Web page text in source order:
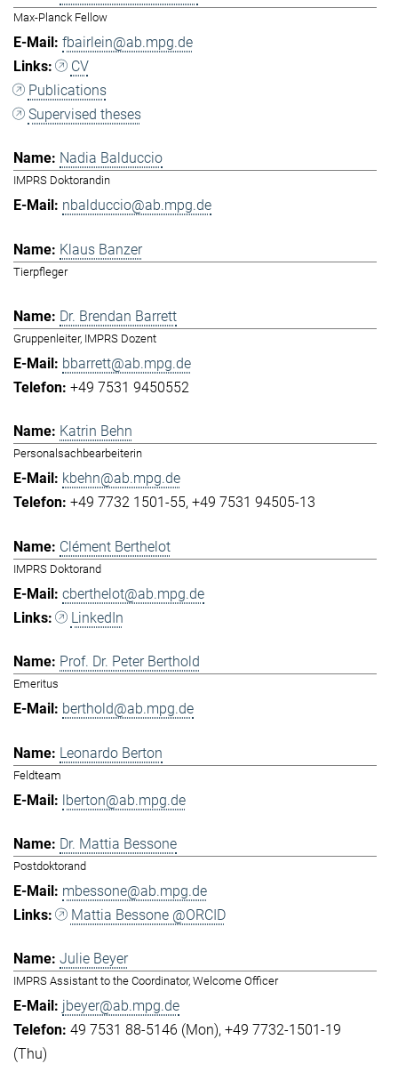
Max-Planck Fellow
fbairlein@ab.mpg.de
CV
Publications
Supervised theses
Nadia Balduccio
IMPRS Doktorandin
nbalduccio@ab.mpg.de
Klaus Banzer
Tierpfleger
Dr. Brendan Barrett
Gruppenleiter, IMPRS Dozent
bbarrett@ab.mpg.de
+49 7531 9450552
Katrin Behn
Personalsachbearbeiterin
kbehn@ab.mpg.de
+49 7732 1501-55 +49 7531 94505-13
Clément Berthelot
IMPRS Doktorand
cberthelot@ab.mpg.de
LinkedIn
Prof. Dr. Peter Berthold
Emeritus
berthold@ab.mpg.de
Leonardo Berton
Feldteam
lberton@ab.mpg.de
Dr. Mattia Bessone
Postdoktorand
mbessone@ab.mpg.de
Mattia Bessone @ORCID
Julie Beyer
IMPRS Assistant to the Coordinator, Welcome Officer
jbeyer@ab.mpg.de
49 7531 88-5146 (Mon) +49 7732-1501-19
(Thu)